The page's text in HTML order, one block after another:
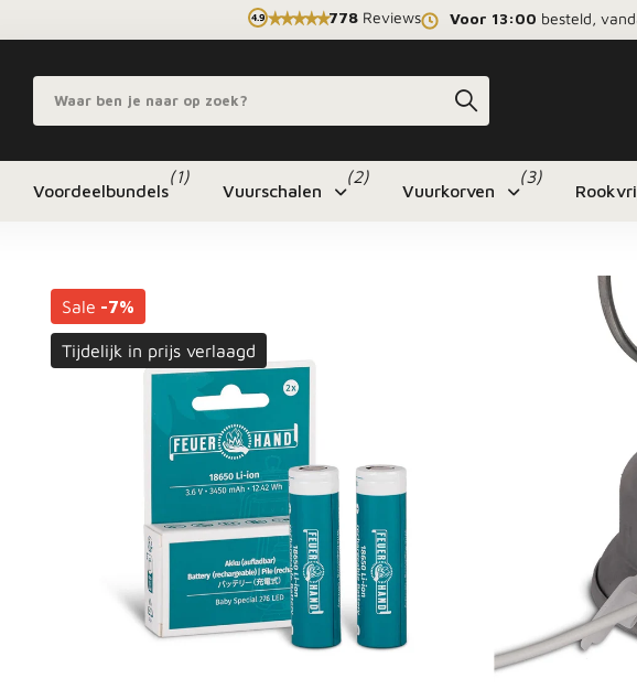
4.9 778 Reviews Voor 13:00 besteld,
Voordeelbundels
(1)
Vuurschalen
(2)
Vuurkorven
(3)
Sale -7%
Tijdelijk in prijs verlaagd